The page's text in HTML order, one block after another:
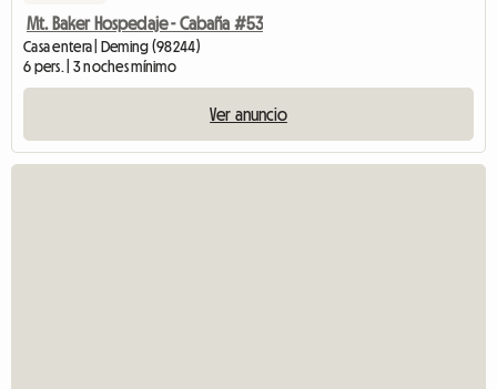
Mt. Baker Hospedaje - Cabaña #53
Casa entera | Deming (98244)
6 pers. | 3 noches mínimo
Ver anuncio